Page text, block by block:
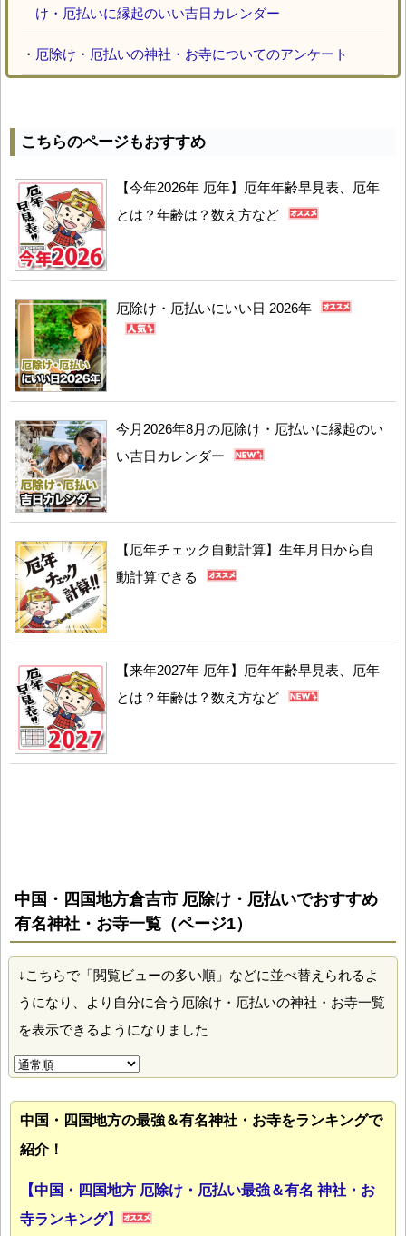
け・厄払いに縁起のいい吉日カレンダー
・ 厄除け・厄払いの神社・お寺についてのアンケート
こちらのページもおすすめ
【今年2026年 厄年】厄年年齢早見表、厄年
とは？年齢は？数え方など
厄除け・厄払いにいい日 2026年
今月2026年8月の厄除け・厄払いに縁起のい
い吉日カレンダー
【厄年チェック自動計算】生年月日から自
動計算できる
【来年2027年 厄年】厄年年齢早見表、厄年
とは？年齢は？数え方など
中国・四国地方倉吉市 厄除け・厄払いでおすすめ
有名神社・お寺一覧（ページ1）
↓こちらで「閲覧ビューの多い順」などに並べ替えられるよ
うになり、より自分に合う厄除け・厄払いの神社・お寺一覧
を表示できるようになりました
中国・四国地方の最強＆有名神社・お寺をランキングで
紹介！
【中国・四国地方 厄除け・厄払い最強＆有名 神社・お
寺ランキング】